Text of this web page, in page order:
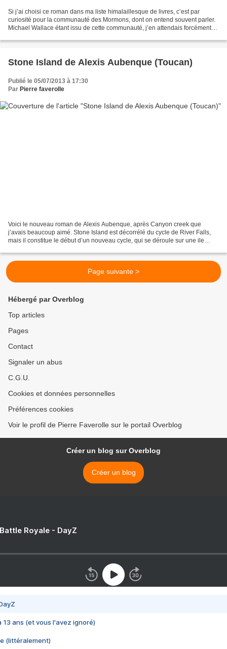
Si j’ai choisi ce roman dans ma liste himalaillesque de livres, c’est par
curiosité pour la communauté des Mormons, dont on entend souvent parler.
Michael Wallace étant issu de cette communauté, j’en attendais forcément
Stone Island de Alexis Aubenque (Toucan)
Publié le 05/07/2013 à 17:30
Par Pierre faverolle
Voici le nouveau roman de Alexis Aubenque, après Canyon creek que
j’avais beaucoup aimé. Stone Island est décorrélé du cycle de River Falls,
mais il constitue le début d’un nouveau cycle, qui se déroule sur une ile
Page suivante >
Hébergé par Overblog
Top articles
Pages
Contact
Signaler un abus
C.G.U.
Cookies et données personnelles
Préférences cookies
Voir le profil de Pierre Faverolle sur le portail Overblog
Créer un blog sur Overblog
Créer un blog
Royale - DayZ
13 ans (et vous l'avez ignoré)
(littéralement)